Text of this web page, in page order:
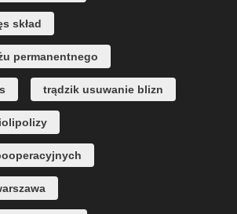
skład
permanentnego
trądzik usuwanie blizn